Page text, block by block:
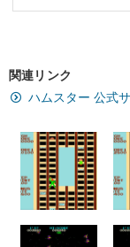
関連リンク
ハムスター 公式